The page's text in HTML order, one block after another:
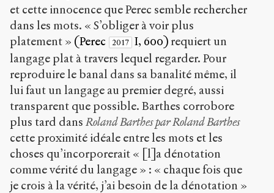
et cette innocence que Perec semble rechercher
dans les mots. « S’obliger à voir plus
platement » (Perec 2017 I, 600)requiert un
langage plat à travers lequel regarder. Pour
reproduire le banal dans sa banalité même, il
lui faut un langage au premier degré, aussi
transparent que possible. Barthes corrobore
plus tard dans Roland Barthes par Roland Barthes
cette proximité idéale entre les mots et les
choses qu’incorporerait « [l]a dénotation
comme vérité du langage » : « chaque fois que
je crois à la vérité, j’ai besoin de la dénotation »